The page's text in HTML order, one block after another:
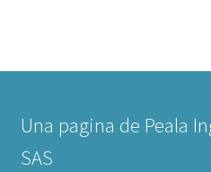
Una pagina de Peala
SAS